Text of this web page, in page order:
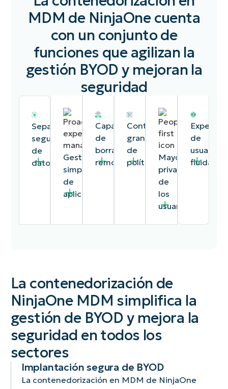
MDM de NinjaOne cuenta
con un conjunto de
funciones que agilizan la
gestión BYOD y mejoran la
seguridad
Separación
segura
de
datos
contenedorización
en
MDM
de
NinjaOne
con
un
conjunto
de
funciones
Gestión
simplificada
de
aplicaciones
de
pueden
implantar,
y
fácilmente
las
aplicaciones
Capacidad
de
borrado
remoto
de
pérdida
o
robo
un
administradores
pueden
Control
granular
de
políticas
permite
una
gestión
de
políticas
detallada
dentro
lo
que
Mayor
privacidad
de
los
usuarios
disfrutan
de
una
clara
separación
entre
personal
y
de
usuario
fluida
es
acceder
La contenedorización de
NinjaOne MDM simplifica la
gestión de BYOD y mejora la
seguridad en todos los
sectores
Implantación segura de BYOD
La contenedorización en MDM de NinjaOne